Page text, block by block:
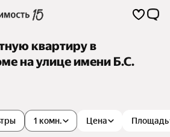
квартиру в
на улице имени Б.С.
1 комн. Цена Площадь